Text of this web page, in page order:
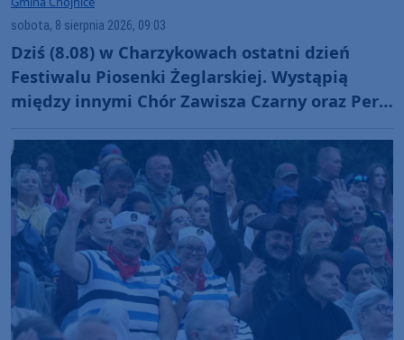
sobota, 8 sierpnia 2026, 09:03
Dziś (8.08) w Charzykowach ostatni dzień
Festiwalu Piosenki Żeglarskiej. Wystąpią
między innymi Chór Zawisza Czarny oraz Perły